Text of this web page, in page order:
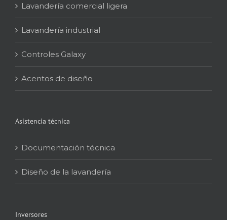
Lavandería comercial ligera
Lavandería industrial
Controles Galaxy
Acentos de diseño
Asistencia técnica
Documentación técnica
Diseño de la lavandería
Inversores